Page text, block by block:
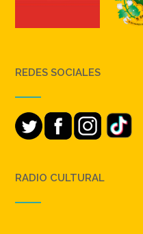
REDES SOCIALES
RADIO CULTURAL